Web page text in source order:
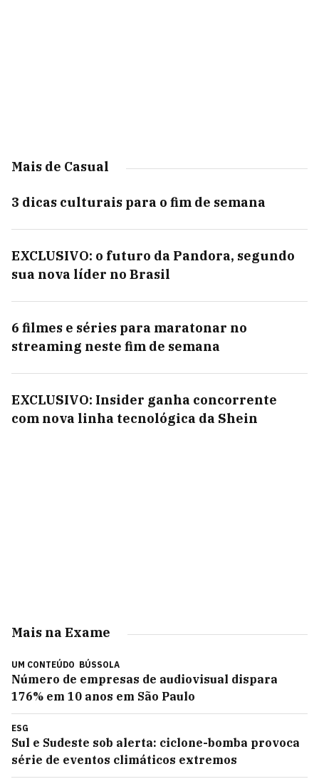
Mais de Casual
3 dicas culturais para o fim de semana
EXCLUSIVO: o futuro da Pandora, segundo
sua nova líder no Brasil
6 filmes e séries para maratonar no
streaming neste fim de semana
EXCLUSIVO: Insider ganha concorrente
com nova linha tecnológica da Shein
Mais na Exame
UM CONTEÚDO BÚSSOLA
Número de empresas de audiovisual dispara
176% em 10 anos em São Paulo
ESG
Sul e Sudeste sob alerta: ciclone-bomba provoca
série de eventos climáticos extremos